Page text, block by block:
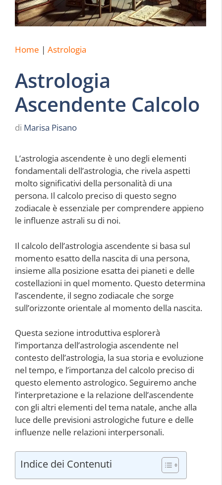
Home | Astrologia
Astrologia
Ascendente Calcolo
di Marisa Pisano
L’astrologia ascendente è uno degli elementi
fondamentali dell’astrologia, che rivela aspetti
molto significativi della personalità di una
persona. Il calcolo preciso di questo segno
zodiacale è essenziale per comprendere appieno
le influenze astrali su di noi.
Il calcolo dell’astrologia ascendente si basa sul
momento esatto della nascita di una persona,
insieme alla posizione esatta dei pianeti e delle
costellazioni in quel momento. Questo determina
l’ascendente, il segno zodiacale che sorge
sull’orizzonte orientale al momento della nascita.
Questa sezione introduttiva esplorerà
l’importanza dell’astrologia ascendente nel
contesto dell’astrologia, la sua storia e evoluzione
nel tempo, e l’importanza del calcolo preciso di
questo elemento astrologico. Seguiremo anche
l’interpretazione e la relazione dell’ascendente
con gli altri elementi del tema natale, anche alla
luce delle previsioni astrologiche future e delle
influenze nelle relazioni interpersonali.
Indice dei Contenuti